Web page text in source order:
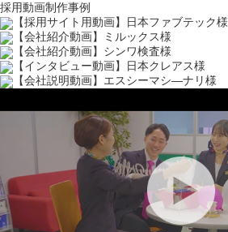
採用動画制作事例
【採用サイト用動画】日本ファブテック様
【会社紹介動画】ミルックス様
【会社紹介動画】シンワ検査様
【インタビュー動画】日本クレアス様
【会社説明動画】エスシーマシ―ナリ様